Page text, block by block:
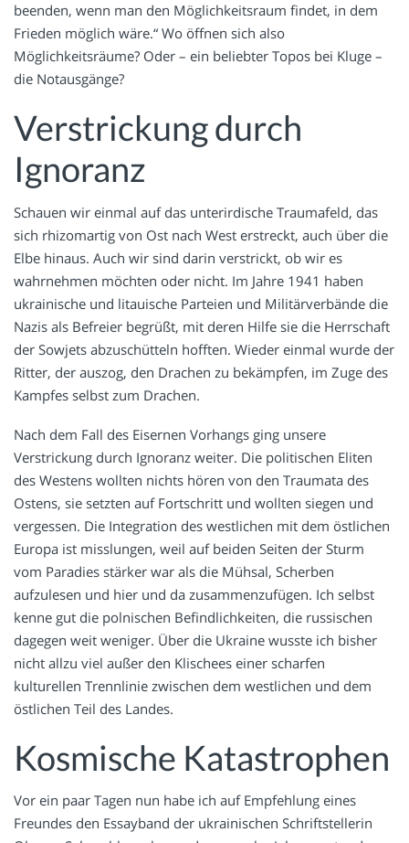
beenden, wenn man den Möglichkeitsraum findet, in dem
Frieden möglich wäre.“ Wo öffnen sich also
Möglichkeitsräume? Oder – ein beliebter Topos bei Kluge –
die Notausgänge?
Verstrickung durch
Ignoranz
Schauen wir einmal auf das unterirdische Traumafeld, das
sich rhizomartig von Ost nach West erstreckt, auch über die
Elbe hinaus. Auch wir sind darin verstrickt, ob wir es
wahrnehmen möchten oder nicht. Im Jahre 1941 haben
ukrainische und litauische Parteien und Militärverbände die
Nazis als Befreier begrüßt, mit deren Hilfe sie die Herrschaft
der Sowjets abzuschütteln hofften. Wieder einmal wurde der
Ritter, der auszog, den Drachen zu bekämpfen, im Zuge des
Kampfes selbst zum Drachen.
Nach dem Fall des Eisernen Vorhangs ging unsere
Verstrickung durch Ignoranz weiter. Die politischen Eliten
des Westens wollten nichts hören von den Traumata des
Ostens, sie setzten auf Fortschritt und wollten siegen und
vergessen. Die Integration des westlichen mit dem östlichen
Europa ist misslungen, weil auf beiden Seiten der Sturm
vom Paradies stärker war als die Mühsal, Scherben
aufzulesen und hier und da zusammenzufügen. Ich selbst
kenne gut die polnischen Befindlichkeiten, die russischen
dagegen weit weniger. Über die Ukraine wusste ich bisher
nicht allzu viel außer den Klischees einer scharfen
kulturellen Trennlinie zwischen dem westlichen und dem
östlichen Teil des Landes.
Kosmische Katastrophen
Vor ein paar Tagen nun habe ich auf Empfehlung eines
Freundes den Essayband der ukrainischen Schriftstellerin